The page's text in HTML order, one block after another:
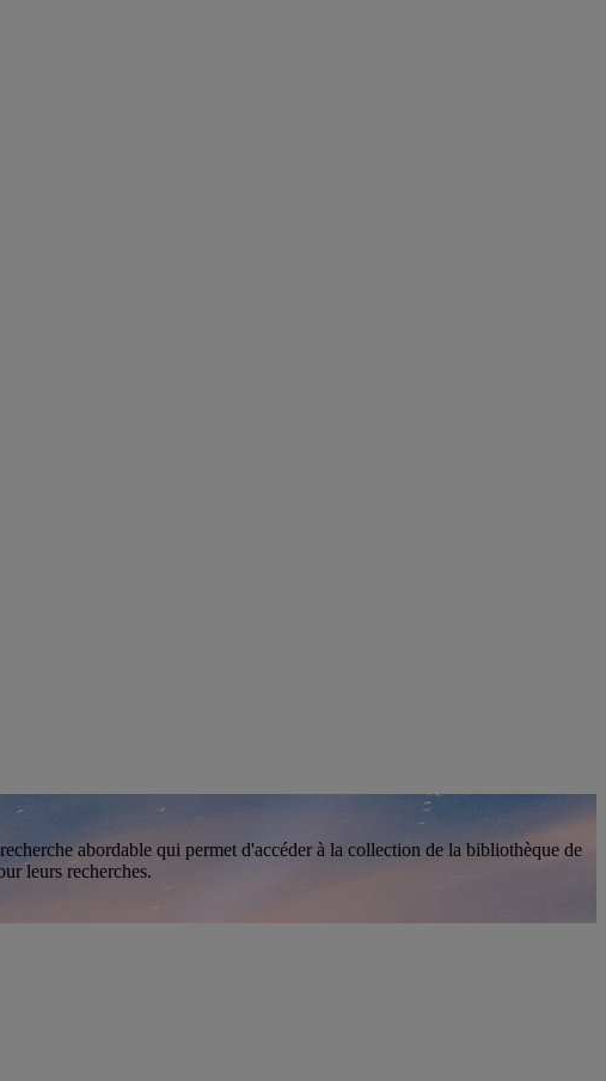
abordable qui permet d'accéder à la collection de la bibliothèque de
leurs recherches.